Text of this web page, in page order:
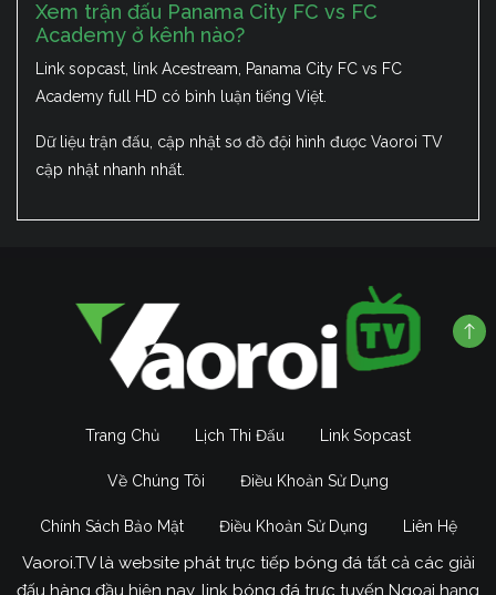
Xem trận đấu Panama City FC vs FC
Academy ở kênh nào?
Link sopcast, link Acestream, Panama City FC vs FC
Academy full HD có bình luận tiếng Việt.
Dữ liệu trận đấu, cập nhật sơ đồ đội hình được Vaoroi TV
cập nhật nhanh nhất.
Trang Chủ Lịch Thi Đấu Link Sopcast
Về Chúng Tôi Điều Khoản Sử Dụng
Chính Sách Bảo Mật Điều Khoản Sử Dụng Liên Hệ
Vaoroi.TV là website phát trực tiếp bóng đá tất cả các giải